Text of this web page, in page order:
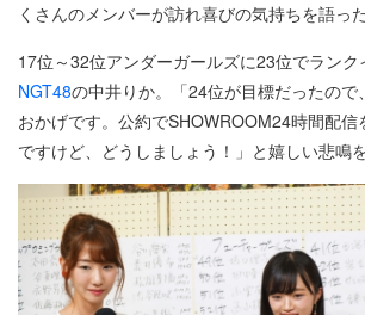
くさんのメンバーが訪れ喜びの気持ちを語った
17位～32位アンダーガールズに23位でランク
NGT48の中井りか。「24位が目標だったの
おかげです。公約でSHOWROOM24時間配信
ですけど、どうしましょう！」と嬉しい悲鳴